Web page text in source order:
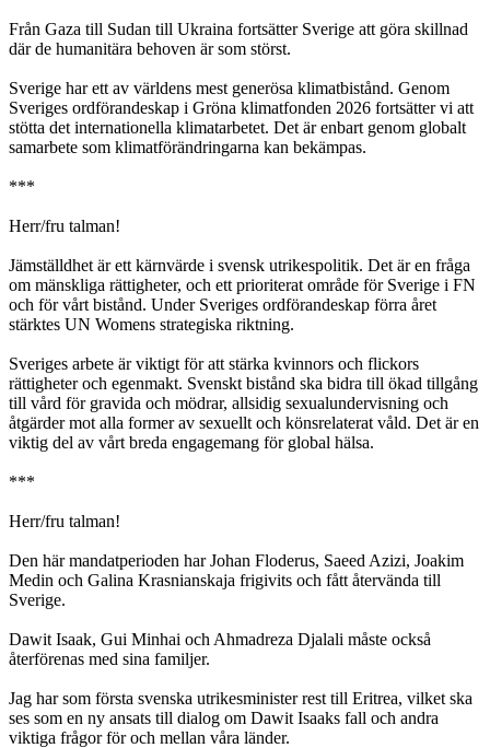
Från Gaza till Sudan till Ukraina fortsätter Sverige att göra skillnad
där de humanitära behoven är som störst.
Sverige har ett av världens mest generösa klimatbistånd. Genom
Sveriges ordförandeskap i Gröna klimatfonden 2026 fortsätter vi att
stötta det internationella klimatarbetet. Det är enbart genom globalt
samarbete som klimatförändringarna kan bekämpas.
***
Herr/fru talman!
Jämställdhet är ett kärnvärde i svensk utrikespolitik. Det är en fråga
om mänskliga rättigheter, och ett prioriterat område för Sverige i FN
och för vårt bistånd. Under Sveriges ordförandeskap förra året
stärktes UN Womens strategiska riktning.
Sveriges arbete är viktigt för att stärka kvinnors och flickors
rättigheter och egenmakt. Svenskt bistånd ska bidra till ökad tillgång
till vård för gravida och mödrar, allsidig sexualundervisning och
åtgärder mot alla former av sexuellt och könsrelaterat våld. Det är en
viktig del av vårt breda engagemang för global hälsa.
***
Herr/fru talman!
Den här mandatperioden har Johan Floderus, Saeed Azizi, Joakim
Medin och Galina Krasnianskaja frigivits och fått återvända till
Sverige.
Dawit Isaak, Gui Minhai och Ahmadreza Djalali måste också
återförenas med sina familjer.
Jag har som första svenska utrikesminister rest till Eritrea, vilket ska
ses som en ny ansats till dialog om Dawit Isaaks fall och andra
viktiga frågor för och mellan våra länder.